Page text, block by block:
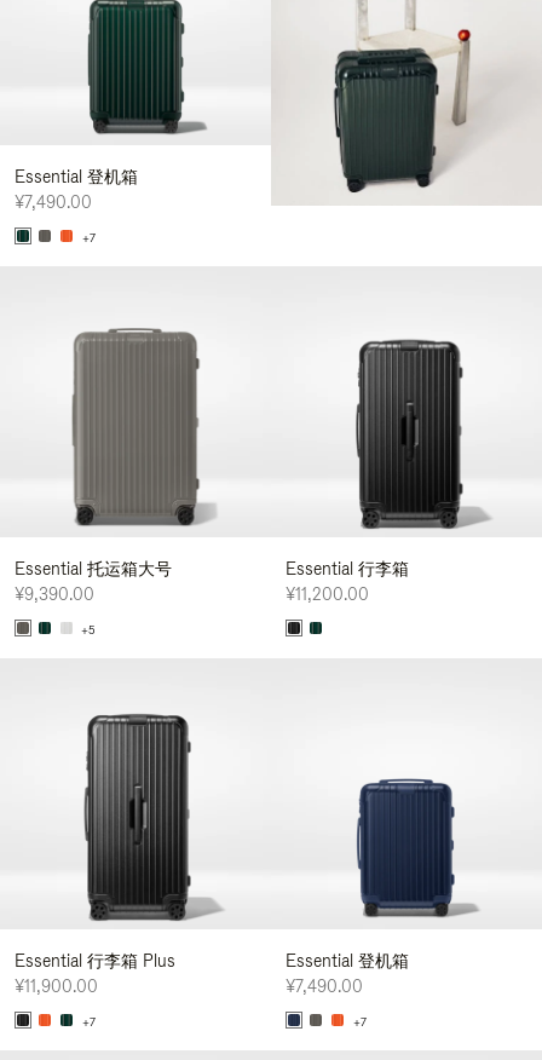
Essential 登机箱
¥7,490.00
+7
Essential 托运箱大号
¥9,390.00
+5
Essential 行李箱
¥11,200.00
Essential 行李箱 Plus
¥11,900.00
+7
Essential 登机箱
¥7,490.00
+7